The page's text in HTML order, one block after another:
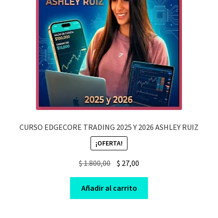
CURSO EDGECORE TRADING 2025 Y 2026 ASHLEY RUIZ
¡OFERTA!
$1.800,00
Original
price
was:
$ 1.800,00.
$ 27,00Current
price
$ 27,00.
Añadir al carrito